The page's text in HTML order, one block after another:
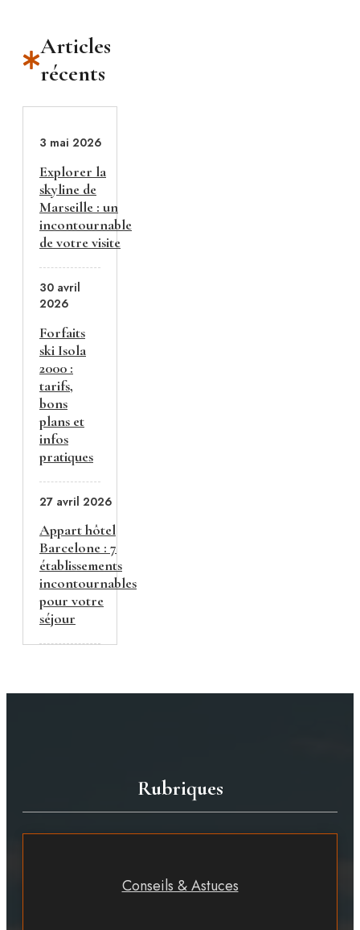
Articles
récents
3 mai 2026
Explorer la
skyline de
Marseille : un
incontournable
de votre visite
30 avril
2026
Forfaits
ski Isola
2000 :
tarifs,
bons
plans et
infos
pratiques
27 avril 2026
Appart hôtel
Barcelone : 7
établissements
incontournables
pour votre
séjour
Rubriques
Conseils & Astuces